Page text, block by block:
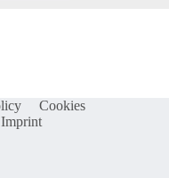
Cookies
Imprint